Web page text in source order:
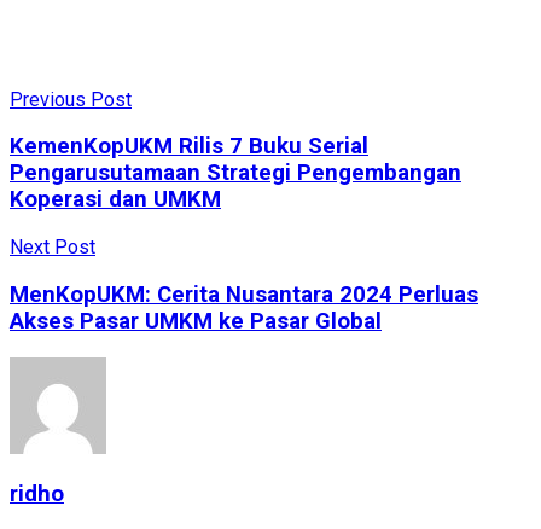
Previous Post
KemenKopUKM Rilis 7 Buku Serial
Pengarusutamaan Strategi Pengembangan
Koperasi dan UMKM
Next Post
MenKopUKM: Cerita Nusantara 2024 Perluas
Akses Pasar UMKM ke Pasar Global
ridho